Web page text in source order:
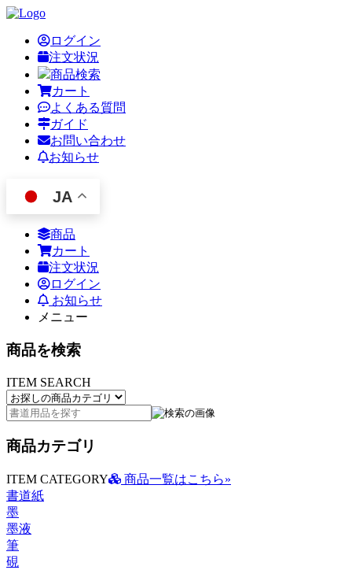
ログイン
注文状況
商品検索
カート
よくある質問
ガイド
お問い合わせ
お知らせ
JA
商品
カート
注文状況
ログイン
お知らせ
メニュー
商品を検索
ITEM SEARCH
商品カテゴリ
ITEM CATEGORY
商品一覧はこちら»
書道紙
墨
墨液
筆
硯